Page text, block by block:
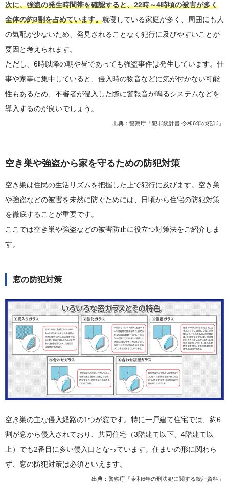
次に、強盗の発生時間帯を確認すると、22時～4時頃の被害が多く
全体の約3割を占めています。就寝している家庭が多く、周囲にも人
の気配が少ないため、発見されることなく犯行に及びやすいことが
要因と考えられます。
ただし、6時以降の朝や昼であっても強盗事件は発生しています。仕
事や家事に集中していると、侵入時の物音などに気が付かない可能
性もあるため、不審者が侵入した際に警報音が鳴るシステムなどを
導入するのが良いでしょう。
出典： 警察庁「犯罪統計書 令和6年の犯罪」
空き巣や強盗から家を守るための防犯対策
空き巣は住民の生活リズムを把握した上で犯行に及びます。空き巣
や強盗などの被害を未然に防ぐためには、日頃から住宅の防犯対策
を徹底することが重要です。
ここでは空き巣や強盗などの被害防止に役立つ対策法をご紹介しま
す。
窓の防犯対策
空き巣の主な侵入経路の1つが窓です。特に一戸建て住宅では、約6
割が窓から侵入されており、共同住宅（3階建て以下、4階建て以
上）でも2番目に多い侵入口となっています。住まいの形に関わら
ず、窓の防犯対策は必須といえます。
出典： 警察庁「令和6年の刑法犯に関する統計資料」